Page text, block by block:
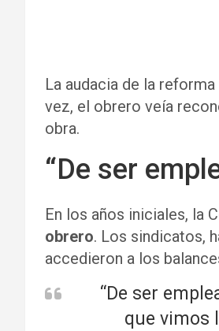
La audacia de la
vez, el obrero veía
obra.
“De ser
En los años iniciales, la
obrero. Los sindicatos,
accedieron a los
“De ser
que vimos